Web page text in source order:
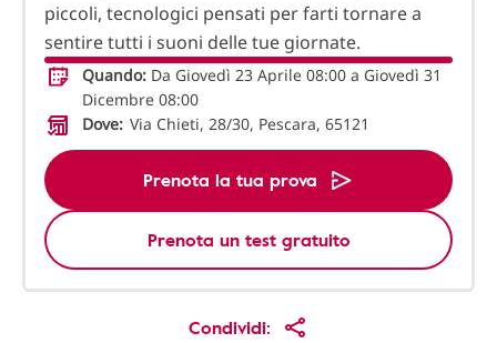
piccoli, tecnologici pensati per farti tornare a
sentire tutti i suoni delle tue giornate.
Quando: Da Giovedì 23 Aprile 08:00 a Giovedì 31
Dicembre 08:00
Dove: Via Chieti, 28/30, Pescara, 65121
Prenota la tua prova
Prenota un test gratuito
Condividi: